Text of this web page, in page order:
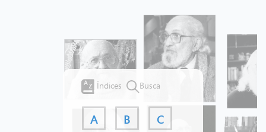
Índices Busca
A B C